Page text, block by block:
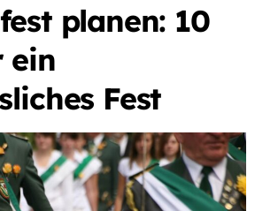
planen: 10
ein
Fest